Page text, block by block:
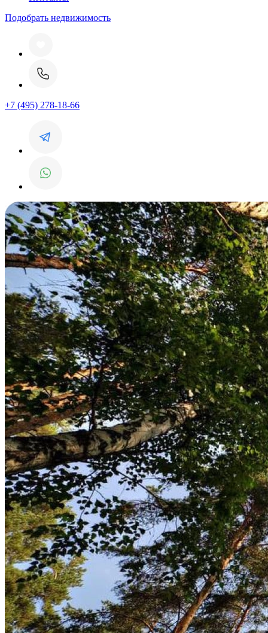
Подобрать недвижимость
+7 (495) 278-18-66